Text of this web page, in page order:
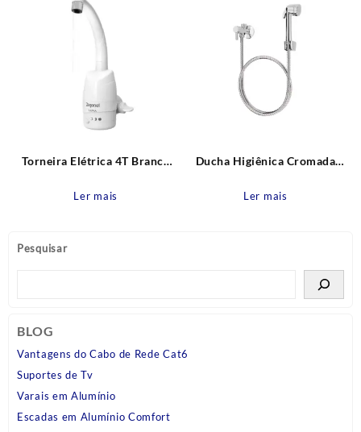
Pesquisar
BLOG
Vantagens do Cabo de Rede Cat6
Suportes de Tv
Varais em Alumínio
Escadas em Alumínio Comfort
Torneira Elétrica 4T Branca
Zagonel
Ler mais
Ducha Higiênica Cromada
Derivação Blukit
Ler mais